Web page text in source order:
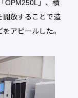
OPM250L」、積
開放することで造
アピールした。